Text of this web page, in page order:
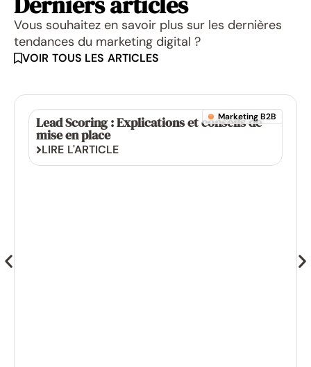
Vous souhaitez en savoir plus sur les dernières
tendances du marketing digital ?
VOIR TOUS LES ARTICLES
Lead Scoring : Explications et conseils de
mise en place
LIRE L'ARTICLE
Marketing B2B